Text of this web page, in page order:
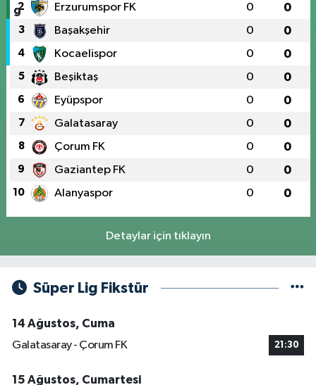
2 Erzurumspor FK 0 0
3 Başakşehir 0 0
4 Kocaelispor 0 0
5 Beşiktaş 0 0
6 Eyüpspor 0 0
7 Galatasaray 0 0
8 Çorum FK 0 0
9 Gaziantep FK 0 0
10 Alanyaspor 0 0
Detaylar için tıklayın
Süper Lig Fikstür
14 Ağustos, Cuma
Galatasaray - Çorum FK
21:30
15 Ağustos, Cumartesi